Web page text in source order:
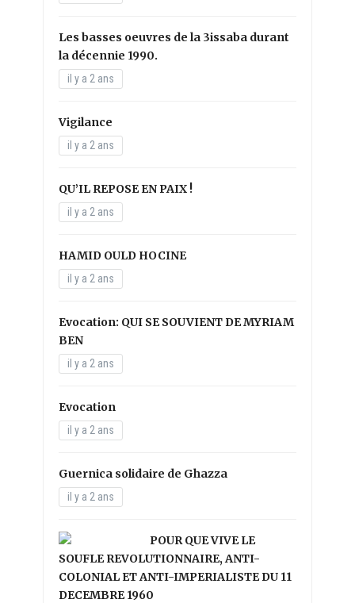
Les basses oeuvres de la 3issaba durant
la décennie 1990.
il y a 2 ans
Vigilance
il y a 2 ans
QU’IL REPOSE EN PAIX !
il y a 2 ans
HAMID OULD HOCINE
il y a 2 ans
Evocation: QUI SE SOUVIENT DE MYRIAM
BEN
il y a 2 ans
Evocation
il y a 2 ans
Guernica solidaire de Ghazza
il y a 2 ans
POUR QUE VIVE LE
SOUFLE REVOLUTIONNAIRE, ANTI-
COLONIAL ET ANTI-IMPERIALISTE DU 11
DECEMBRE 1960